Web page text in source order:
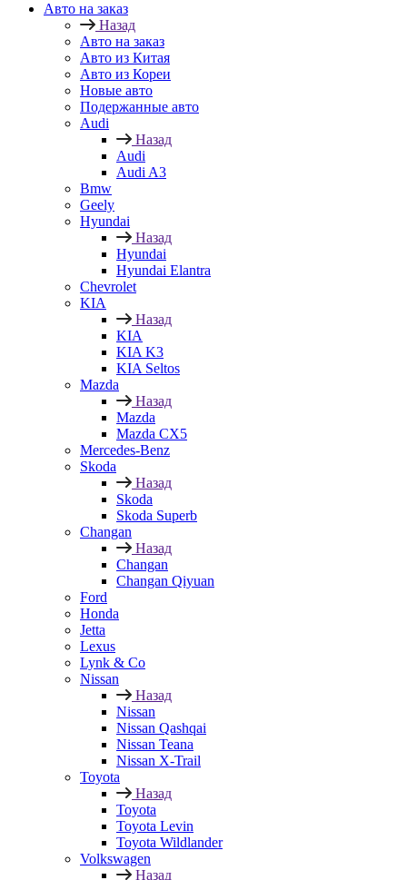
Авто на заказ
Назад
Авто на заказ
Авто из Китая
Авто из Кореи
Новые авто
Подержанные авто
Audi
Назад
Audi
Audi A3
Bmw
Geely
Hyundai
Назад
Hyundai
Hyundai Elantra
Chevrolet
KIA
Назад
KIA
KIA K3
KIA Seltos
Mazda
Назад
Mazda
Mazda CX5
Mercedes-Benz
Skoda
Назад
Skoda
Skoda Superb
Changan
Назад
Changan
Changan Qiyuan
Ford
Honda
Jetta
Lexus
Lynk & Co
Nissan
Назад
Nissan
Nissan Qashqai
Nissan Teana
Nissan X-Trail
Toyota
Назад
Toyota
Toyota Levin
Toyota Wildlander
Volkswagen
Назад